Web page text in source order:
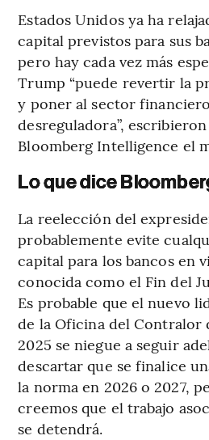
Estados Unidos ya ha
capital previstos para sus
pero hay cada vez más
Trump “puede revertir la
y poner al sector
desreguladora”,
Bloomberg Intelligence el
Lo que dice
La reelección del
probablemente evite
capital para los bancos en
conocida como el Fin del
Es probable que el nuevo
de la Oficina del Contralor
2025 se niegue a seguir
descartar que se finalice
la norma en 2026 o 2027,
creemos que el trabajo
se detendrá.